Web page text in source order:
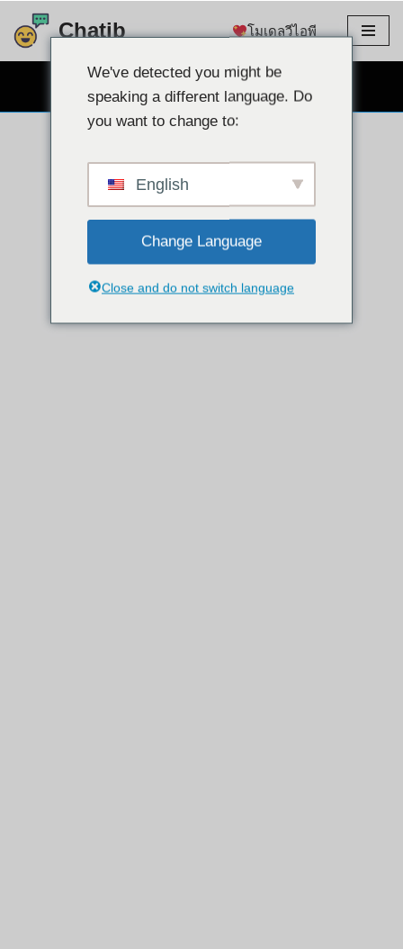
ข้าม
เนื้อหา
Chatib โมเดลวีไอพี
แชทผ่านเว็บแคมฟรี
We've detected you might be
speaking a different language. Do
you want to change to:
English
Change Language
Close and do not switch language